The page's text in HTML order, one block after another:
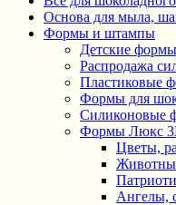
Основа для мыла,
Формы и штампы
Детские
Распродажа
Пластиковые
Формы для
Силиконовые
Формы Люкс
Цветы,
Ангелы,